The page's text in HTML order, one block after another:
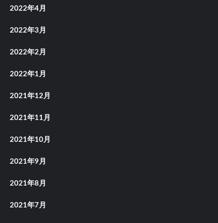
2022年4月
2022年3月
2022年2月
2022年1月
2021年12月
2021年11月
2021年10月
2021年9月
2021年8月
2021年7月